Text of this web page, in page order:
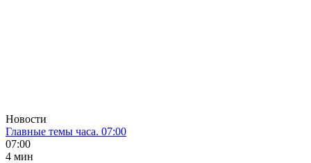
Новости
Главные темы часа. 07:00
07:00
4 мин